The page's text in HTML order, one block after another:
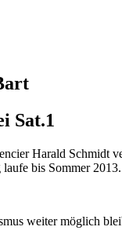
Sat.1
Harald Schmidt
bis Sommer
weiter möglich